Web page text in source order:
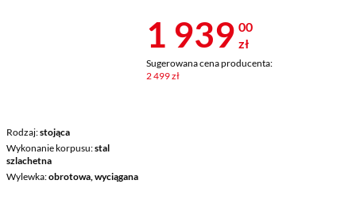
Rodzaj stojąca
Wykonanie korpusu stal
szlachetna
Wylewka obrotowa, wyciągana
Cena 1 939 zł
1 939 00
zł
Sugerowana cena producenta:
2 499 zł